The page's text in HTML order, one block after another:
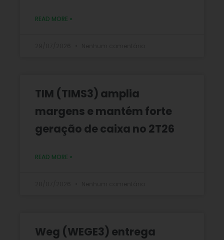
READ MORE »
TIM (TIMS3) amplia
margens e mantém forte
geração de caixa no 2T26
READ MORE »
Weg (WEGE3) entrega